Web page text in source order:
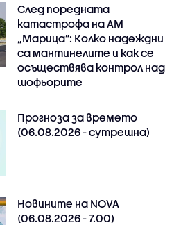
След поредната
катастрофа на АМ
„Марица”: Колко надеждни
са мантинелите и как се
осъществява контрол над
шофьорите
Прогноза за времето
(06.08.2026 - сутрешна)
Новините на NOVA
(06.08.2026 - 7.00)